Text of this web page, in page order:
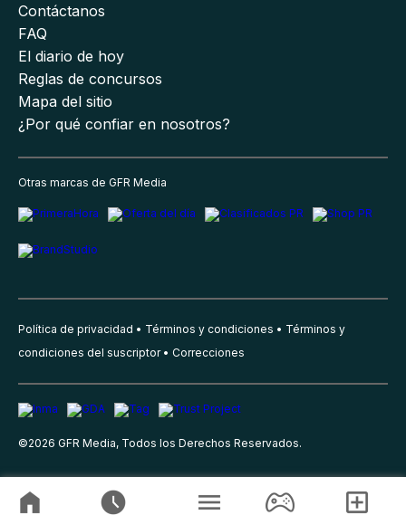
Contáctanos
FAQ
El diario de hoy
Reglas de concursos
Mapa del sitio
¿Por qué confiar en nosotros?
Otras marcas de GFR Media
Política de privacidad Términos y condiciones
Términos y
condiciones del suscriptor
Correcciones
©2026 GFR Media, Todos los Derechos Reservados.